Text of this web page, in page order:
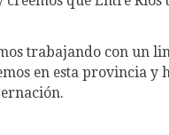
trabajando con un
en esta provincia y